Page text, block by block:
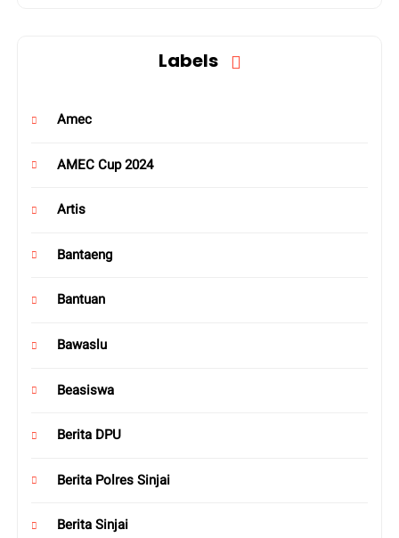
Labels
Amec
AMEC Cup 2024
Artis
Bantaeng
Bantuan
Bawaslu
Beasiswa
Berita DPU
Berita Polres Sinjai
Berita Sinjai